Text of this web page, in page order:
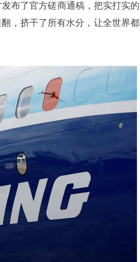
布了官方磋商通稿，把实打实的
，挤干了所有水分，让全世界都